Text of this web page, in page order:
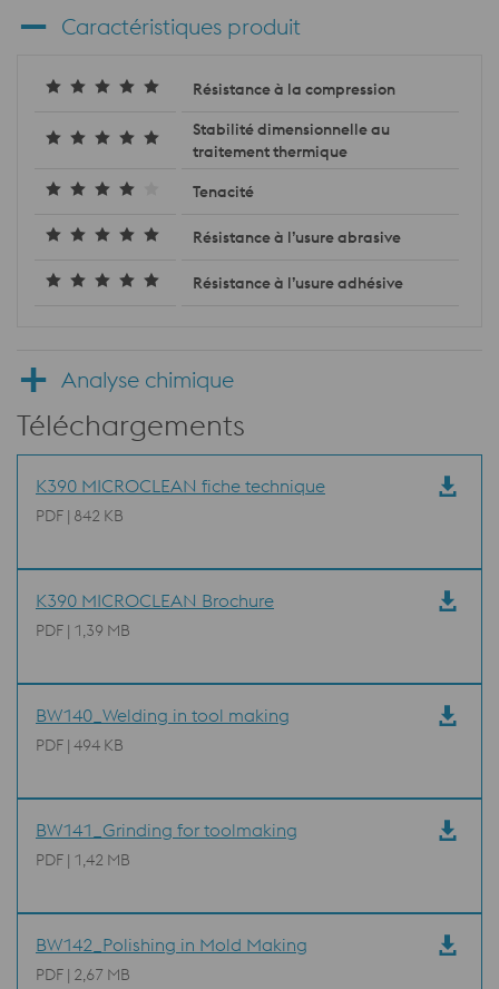
Caractéristiques produit
Résistance à la compression
Stabilité dimensionnelle au
traitement thermique
Tenacité
Résistance à l’usure abrasive
Résistance à l’usure adhésive
Analyse chimique
Téléchargements
K390 MICROCLEAN fiche technique
PDF | 842 KB
K390 MICROCLEAN Brochure
PDF | 1,39 MB
BW140_Welding in tool making
PDF | 494 KB
BW141_Grinding for toolmaking
PDF | 1,42 MB
BW142_Polishing in Mold Making
PDF | 2,67 MB